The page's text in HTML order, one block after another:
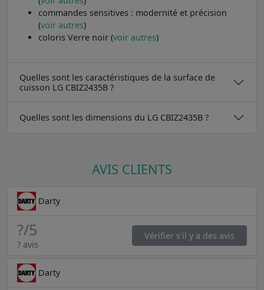
commandes sensitives : modernité et précision
(voir autres)
coloris Verre noir (voir autres)
Quelles sont les caractéristiques de la surface de
cuisson LG CBIZ2435B ?
Quelles sont les dimensions du LG CBIZ2435B ?
AVIS CLIENTS
Darty
?/5
? avis
Vérifier s'il y a des avis
Darty